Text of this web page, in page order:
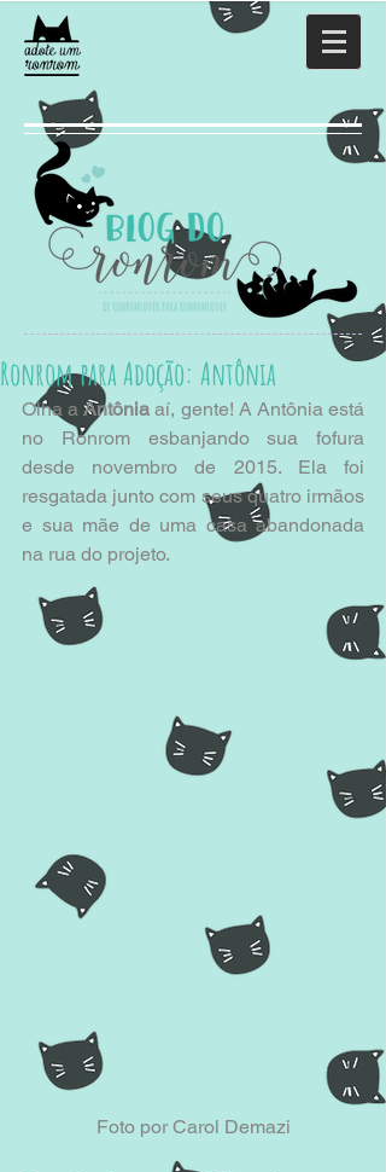
Ronrom para Adoção: Antônia
Olha a Antônia aí, gente! A Antônia está
no Ronrom esbanjando sua fofura
desde novembro de 2015. Ela foi
resgatada junto com seus quatro irmãos
e sua mãe de uma casa abandonada
na rua do projeto.
Foto por Carol Demazi